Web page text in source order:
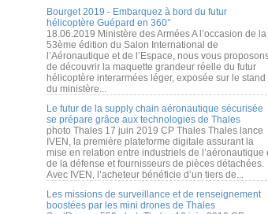
Bourget 2019 - Embarquez à bord du futur
hélicoptère Guépard en 360°
18.06.2019 Ministère des Armées A l’occasion de la
53ème édition du Salon International de
l’Aéronautique et de l’Espace, nous vous
de découvrir la maquette grandeur réelle du futur
hélicoptère interarmées léger, exposée sur le stand
du ministère...
Le futur de la supply chain aéronautique sécurisée
se prépare grâce aux technologies de Thales
photo Thales 17 juin 2019 CP Thales Thales lance
IVEN, la première plateforme digitale assurant la
mise en relation entre industriels de l’aéronautique
de la défense et fournisseurs de pièces détachées.
Avec IVEN, l’acheteur bénéficie d’un tiers de...
Les missions de surveillance et de renseignement
boostées par les mini drones de Thales